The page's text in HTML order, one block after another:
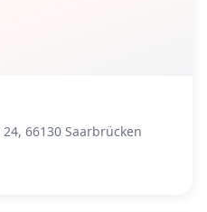
66130 Saarbrücken